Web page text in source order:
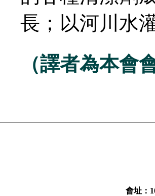
長；以河川水
（譯者為本會
會址：